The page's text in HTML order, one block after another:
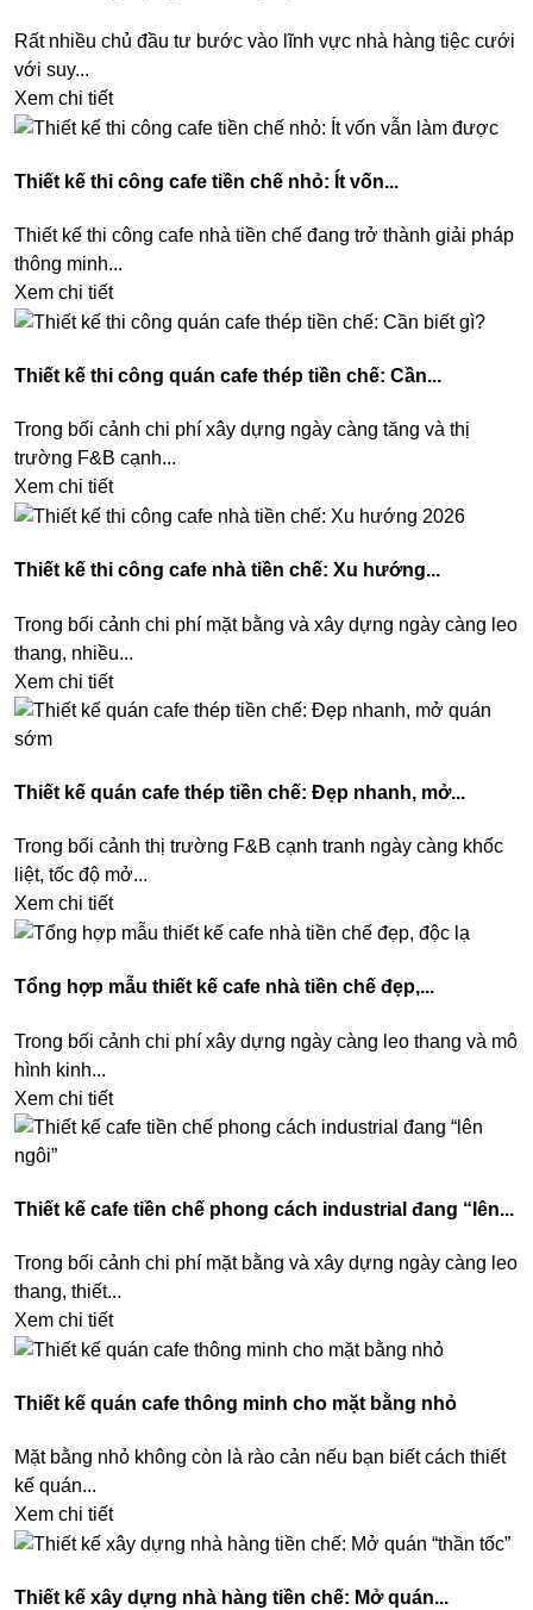
Rất nhiều chủ đầu tư bước vào lĩnh vực nhà hàng tiệc cưới
với suy...
Xem chi tiết
Thiết kế thi công cafe tiền chế nhỏ: Ít vốn...
Thiết kế thi công cafe nhà tiền chế đang trở thành giải pháp
thông minh...
Xem chi tiết
Thiết kế thi công quán cafe thép tiền chế: Cần...
Trong bối cảnh chi phí xây dựng ngày càng tăng và thị
trường F&B cạnh...
Xem chi tiết
Thiết kế thi công cafe nhà tiền chế: Xu hướng...
Trong bối cảnh chi phí mặt bằng và xây dựng ngày càng leo
thang, nhiều...
Xem chi tiết
Thiết kế quán cafe thép tiền chế: Đẹp nhanh, mở...
Trong bối cảnh thị trường F&B cạnh tranh ngày càng khốc
liệt, tốc độ mở...
Xem chi tiết
Tổng hợp mẫu thiết kế cafe nhà tiền chế đẹp,...
Trong bối cảnh chi phí xây dựng ngày càng leo thang và mô
hình kinh...
Xem chi tiết
Thiết kế cafe tiền chế phong cách industrial đang “lên...
Trong bối cảnh chi phí mặt bằng và xây dựng ngày càng leo
thang, thiết...
Xem chi tiết
Thiết kế quán cafe thông minh cho mặt bằng nhỏ
Mặt bằng nhỏ không còn là rào cản nếu bạn biết cách thiết
kế quán...
Xem chi tiết
Thiết kế xây dựng nhà hàng tiền chế: Mở quán...